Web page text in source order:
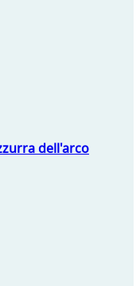
dell'arco